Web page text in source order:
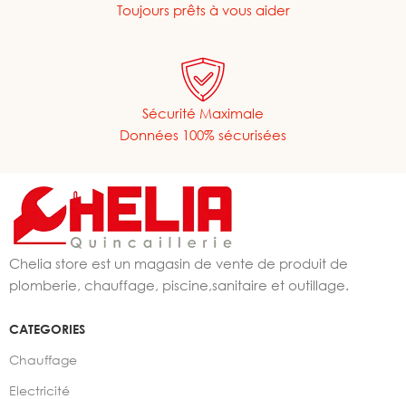
Toujours prêts à vous aider
Sécurité Maximale
Données 100% sécurisées
Chelia store est un magasin de vente de produit de
plomberie, chauffage, piscine,sanitaire et outillage.
CATEGORIES
Chauffage
Electricité